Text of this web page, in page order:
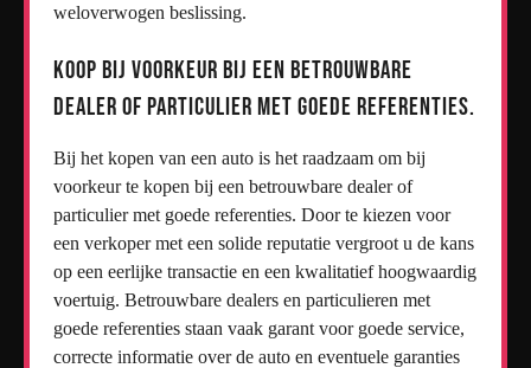
weloverwogen beslissing.
Koop bij voorkeur bij een betrouwbare
dealer of particulier met goede referenties.
Bij het kopen van een auto is het raadzaam om bij
voorkeur te kopen bij een betrouwbare dealer of
particulier met goede referenties. Door te kiezen voor
een verkoper met een solide reputatie vergroot u de kans
op een eerlijke transactie en een kwalitatief hoogwaardig
voertuig. Betrouwbare dealers en particulieren met
goede referenties staan vaak garant voor goede service,
correcte informatie over de auto en eventuele garanties